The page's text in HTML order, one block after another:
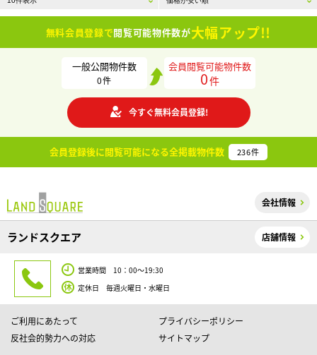
無料会員登録で閲覧可能物件数が大幅アップ!!
一般公開物件数
0件
会員閲覧可能物件数
0件
今すぐ無料会員登録!
会員登録後に閲覧可能になる全掲載物件数 236件
会社情報
ランドスクエア 店舗情報
営業時間 10：00～19:30
定休日 毎週火曜日・水曜日
ご利用にあたって
プライバシーポリシー
反社会的勢力への対応
サイトマップ